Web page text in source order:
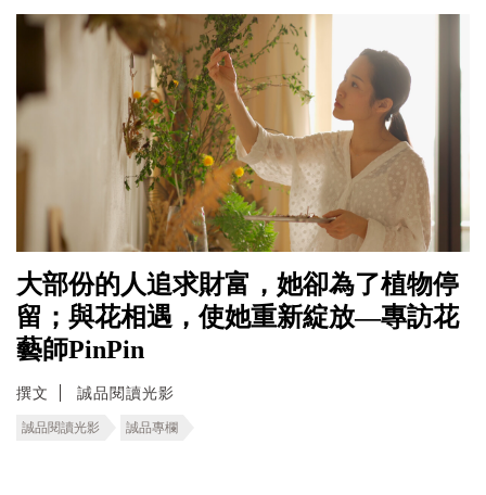
大部份的人追求財富，她卻為了植物停
留；與花相遇，使她重新綻放—專訪花
藝師PinPin
撰文 誠品閱讀光影
誠品閱讀光影 誠品專欄